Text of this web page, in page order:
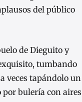
del público
de Dieguito y
tumbando
veces tapándolo un
por bulería con aires